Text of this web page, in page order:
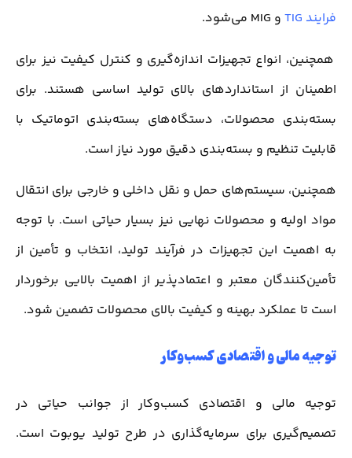
فرایند TIG
و MIG می‌شود.
همچنین، انواع تجهیزات اندازه‌گیری و کنترل کیفیت نیز برای
اطمینان از استانداردهای بالای تولید اساسی هستند. برای
بسته‌بندی محصولات، دستگاه‌های بسته‌بندی اتوماتیک با
قابلیت تنظیم و بسته‌بندی دقیق مورد نیاز است.
همچنین، سیستم‌های حمل و نقل داخلی و خارجی برای انتقال
مواد اولیه و محصولات نهایی نیز بسیار حیاتی است. با توجه
به اهمیت این تجهیزات در فرآیند تولید، انتخاب و تأمین از
تأمین‌کنندگان معتبر و اعتمادپذیر از اهمیت بالایی برخوردار
است تا عملکرد بهینه و کیفیت بالای محصولات تضمین شود.
توجیه مالی و اقتصادی کسب‌وکار
توجیه مالی و اقتصادی کسب‌وکار از جوانب حیاتی در
تصمیم‌گیری برای سرمایه‌گذاری در طرح تولید یوبوت است.